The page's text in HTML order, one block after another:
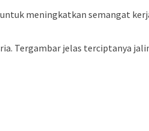
meningkatkan semangat
Tergambar jelas terciptanya